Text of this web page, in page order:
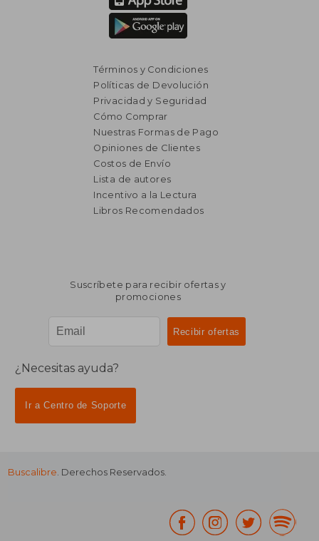
Términos y Condiciones
Políticas de Devolución
Privacidad y Seguridad
Cómo Comprar
Nuestras Formas de Pago
Opiniones de Clientes
Costos de Envío
Lista de autores
Incentivo a la Lectura
Libros Recomendados
Suscríbete para recibir ofertas y
promociones
¿Necesitas ayuda?
Ir a Centro de Soporte
Buscalibre . Derechos Reservados.